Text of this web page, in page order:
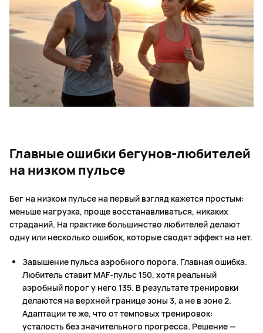
Главные ошибки бегунов-любителей
на низком пульсе
Бег на низком пульсе на первый взгляд кажется простым:
меньше нагрузка, проще восстанавливаться, никаких
страданий. На практике большинство любителей делают
одну или несколько ошибок, которые сводят эффект на нет.
Завышение пульса аэробного порога. Главная ошибка.
Любитель ставит MAF-пульс 150, хотя реальный
аэробный порог у него 135. В результате тренировки
делаются на верхней границе зоны 3, а не в зоне 2.
Адаптации те же, что от темповых тренировок:
усталость без значительного прогресса. Решение —